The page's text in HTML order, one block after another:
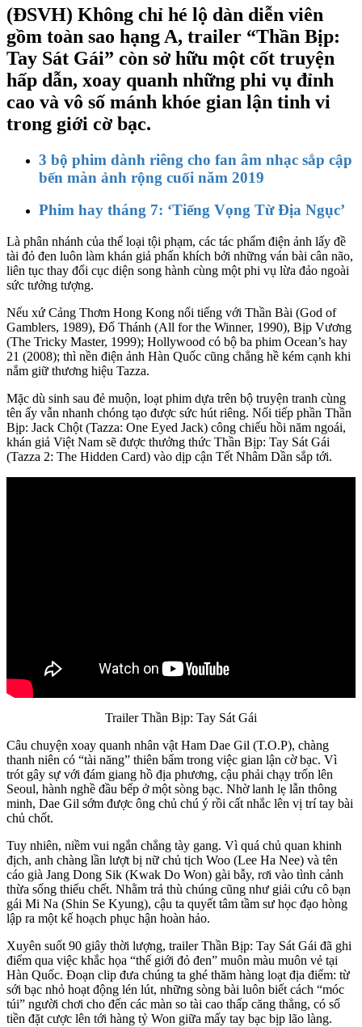
(ĐSVH) Không chỉ hé lộ dàn diễn viên
gồm toàn sao hạng A, trailer “Thần Bịp:
Tay Sát Gái” còn sở hữu một cốt truyện
hấp dẫn, xoay quanh những phi vụ đỉnh
cao và vô số mánh khóe gian lận tinh vi
trong giới cờ bạc.
3 bộ phim dành riêng cho fan âm nhạc sắp cập
bến màn ảnh rộng cuối năm 2019
Phim hay tháng 7: ‘Tiếng Vọng Từ Địa Ngục’
Là phân nhánh của thể loại tội phạm, các tác phẩm điện ảnh lấy đề
tài đỏ đen luôn làm khán giả phấn khích bởi những ván bài cân não,
liên tục thay đổi cục diện song hành cùng một phi vụ lừa đảo ngoài
sức tưởng tượng.
Nếu xứ Cảng Thơm Hong Kong nổi tiếng với Thần Bài (God of
Gamblers, 1989), Đổ Thánh (All for the Winner, 1990), Bịp Vương
(The Tricky Master, 1999); Hollywood có bộ ba phim Ocean’s hay
21 (2008); thì nền điện ảnh Hàn Quốc cũng chẳng hề kém cạnh khi
nắm giữ thương hiệu Tazza.
Mặc dù sinh sau đẻ muộn, loạt phim dựa trên bộ truyện tranh cùng
tên ấy vẫn nhanh chóng tạo được sức hút riêng. Nối tiếp phần Thần
Bịp: Jack Chột (Tazza: One Eyed Jack) công chiếu hồi năm ngoái,
khán giả Việt Nam sẽ được thưởng thức Thần Bịp: Tay Sát Gái
(Tazza 2: The Hidden Card) vào dịp cận Tết Nhâm Dần sắp tới.
Trailer Thần Bịp: Tay Sát Gái
Câu chuyện xoay quanh nhân vật Ham Dae Gil (T.O.P), chàng
thanh niên có “tài năng” thiên bẩm trong việc gian lận cờ bạc. Vì
trót gây sự với đám giang hồ địa phương, cậu phải chạy trốn lên
Seoul, hành nghề đầu bếp ở một sòng bạc. Nhờ lanh lẹ lẫn thông
minh, Dae Gil sớm được ông chủ chú ý rồi cất nhắc lên vị trí tay bài
chủ chốt.
Tuy nhiên, niềm vui ngắn chẳng tày gang. Vì quá chủ quan khinh
địch, anh chàng lần lượt bị nữ chủ tịch Woo (Lee Ha Nee) và tên
cáo già Jang Dong Sik (Kwak Do Won) gài bẫy, rơi vào tình cảnh
thừa sống thiếu chết. Nhằm trả thù chúng cũng như giải cứu cô bạn
gái Mi Na (Shin Se Kyung), cậu ta quyết tâm tầm sư học đạo hòng
lập ra một kế hoạch phục hận hoàn hảo.
Xuyên suốt 90 giây thời lượng, trailer Thần Bịp: Tay Sát Gái đã ghi
điểm qua việc khắc họa “thế giới đỏ đen” muôn màu muôn vẻ tại
Hàn Quốc. Đoạn clip đưa chúng ta ghé thăm hàng loạt địa điểm: từ
sới bạc nhỏ hoạt động lén lút, những sòng bài luôn biết cách “móc
túi” người chơi cho đến các màn so tài cao thấp căng thẳng, có số
tiền đặt cược lên tới hàng tỷ Won giữa mấy tay bạc bịp lão làng.